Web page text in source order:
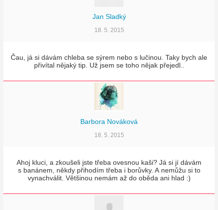
Jan Sladký
18. 5. 2015
Čau, já si dávám chleba se sýrem nebo s lučinou. Taky bych ale
přivítal nějaký tip. Už jsem se toho nějak přejedl..
Barbora Nováková
18. 5. 2015
Ahoj kluci, a zkoušeli jste třeba ovesnou kaši? Já si jí dávám
s banánem, někdy přihodím třeba i borůvky. A nemůžu si to
vynachválit. Většinou nemám až do oběda ani hlad :)